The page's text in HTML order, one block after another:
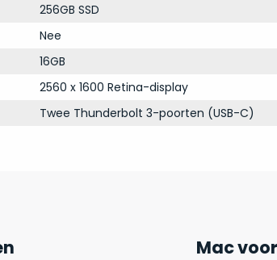
256GB SSD
Nee
16GB
2560 x 1600 Retina-display
Twee Thunderbolt 3-poorten (USB-C)
Mac